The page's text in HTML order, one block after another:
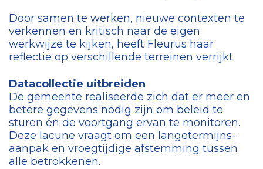
Door samen te werken, nieuwe contexten te
verkennen en kritisch naar de eigen
werkwijze te kijken, heeft Fleurus haar
reflectie op verschillende terreinen verrijkt.
Datacollectie uitbreiden
De gemeente realiseerde zich dat er meer en
betere gegevens nodig zijn om beleid te
sturen én de voortgang ervan te monitoren.
Deze lacune vraagt om een langetermijns-
aanpak en vroegtijdige afstemming tussen
alle betrokkenen.